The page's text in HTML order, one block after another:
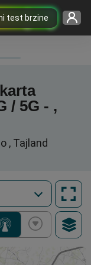
test brzine
/ 5G - ,
, Tajland